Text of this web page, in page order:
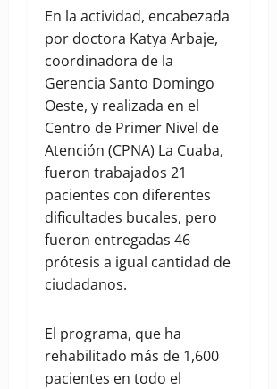
En la actividad, encabezada
por doctora Katya Arbaje,
coordinadora de la
Gerencia Santo Domingo
Oeste, y realizada en el
Centro de Primer Nivel de
Atención (CPNA) La Cuaba,
fueron trabajados 21
pacientes con diferentes
dificultades bucales, pero
fueron entregadas 46
prótesis a igual cantidad de
ciudadanos.
El programa, que ha
rehabilitado más de 1,600
pacientes en todo el